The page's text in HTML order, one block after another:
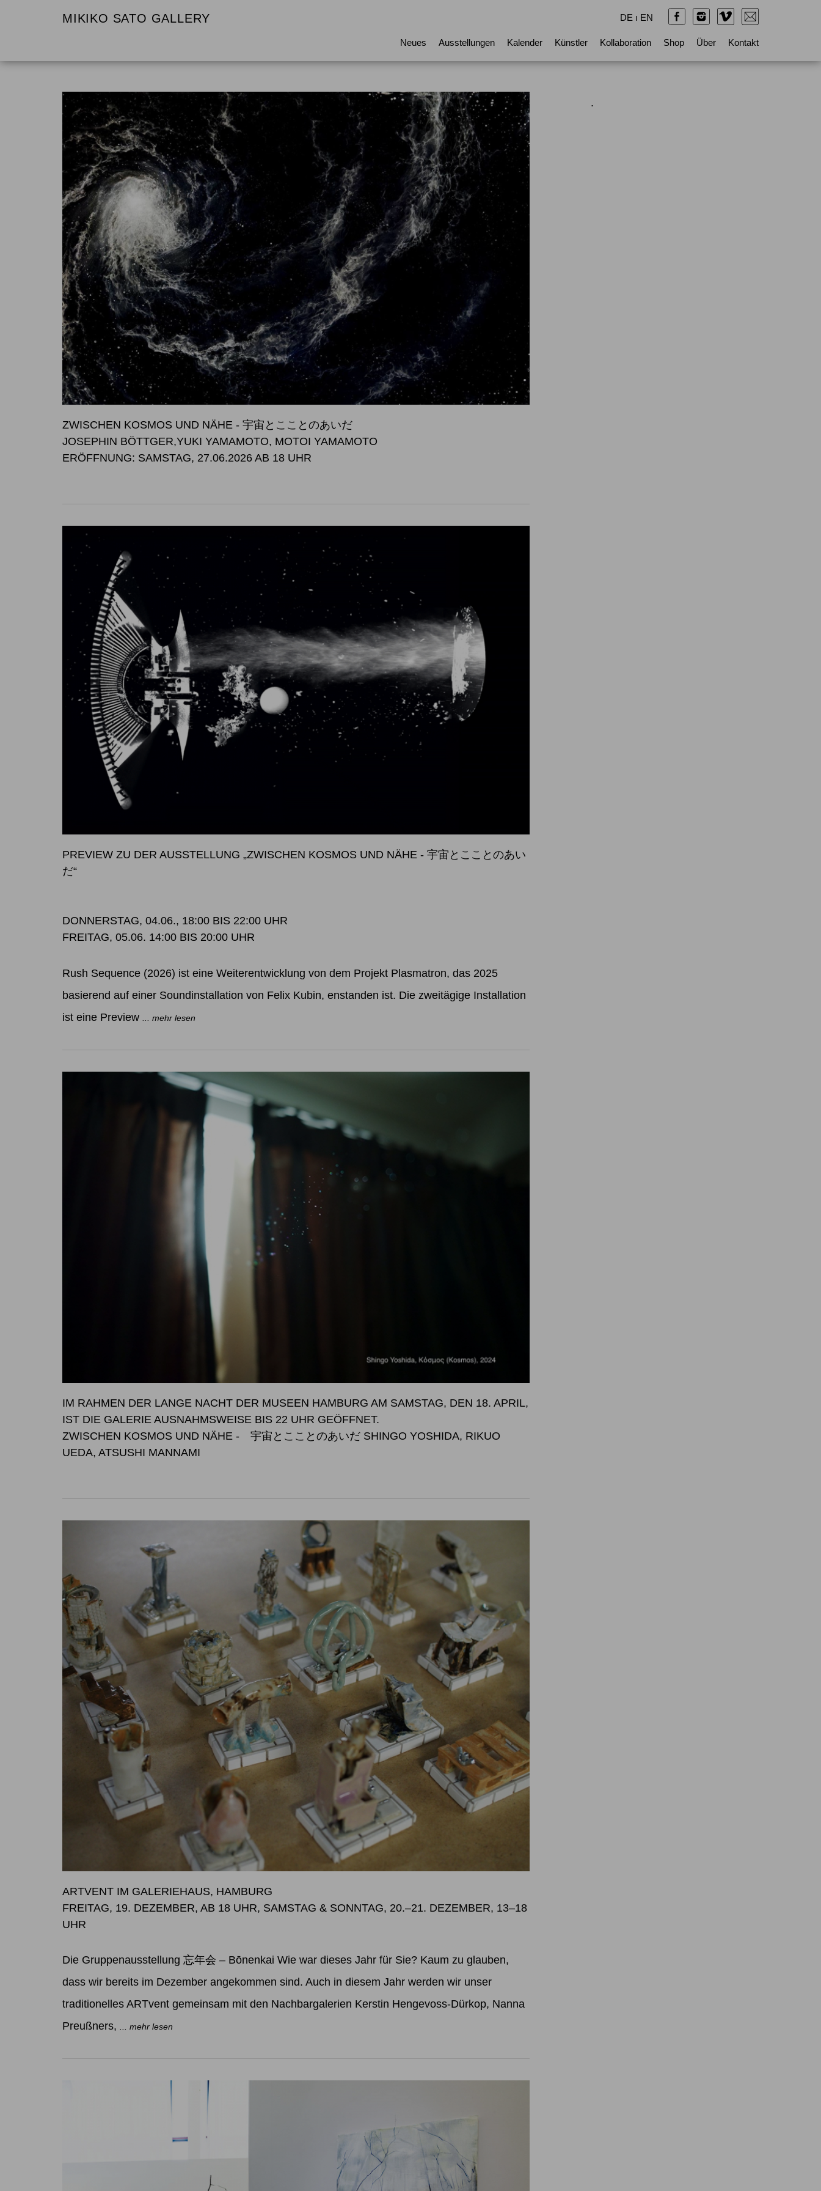
MIKIKO SATO GALLERY
Neues Ausstellungen Kalender Künstler Kollaboration Shop Über Kontakt
DE ı EN
.
ZWISCHEN KOSMOS UND NÄHE - 宇宙とこことのあいだ
JOSEPHIN BÖTTGER,YUKI YAMAMOTO, MOTOI YAMAMOTO
ERÖFFNUNG: SAMSTAG, 27.06.2026 AB 18 UHR
PREVIEW ZU DER AUSSTELLUNG „ZWISCHEN KOSMOS UND NÄHE - 宇宙とこことのあい
だ“
DONNERSTAG, 04.06., 18:00 BIS 22:00 UHR
FREITAG, 05.06. 14:00 BIS 20:00 UHR
Rush Sequence (2026) ist eine Weiterentwicklung von dem Projekt Plasmatron, das 2025
basierend auf einer Soundinstallation von Felix Kubin, enstanden ist. Die zweitägige Installation
ist eine Preview
... mehr lesen
IM RAHMEN DER LANGE NACHT DER MUSEEN HAMBURG AM SAMSTAG, DEN 18. APRIL,
IST DIE GALERIE AUSNAHMSWEISE BIS 22 UHR GEÖFFNET.
ZWISCHEN KOSMOS UND NÄHE - 宇宙とこことのあいだ SHINGO YOSHIDA, RIKUO
UEDA, ATSUSHI MANNAMI
ARTVENT IM GALERIEHAUS, HAMBURG
FREITAG, 19. DEZEMBER, AB 18 UHR, SAMSTAG & SONNTAG, 20.–21. DEZEMBER, 13–18
UHR
Die Gruppenausstellung 忘年会 – Bōnenkai Wie war dieses Jahr für Sie? Kaum zu glauben,
dass wir bereits im Dezember angekommen sind. Auch in diesem Jahr werden wir unser
traditionelles ARTvent gemeinsam mit den Nachbargalerien Kerstin Hengevoss-Dürkop, Nanna
Preußners, ... mehr lesen